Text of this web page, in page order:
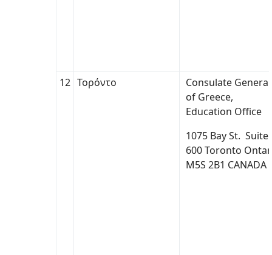
12 Τορόντο
Consulate General
of Greece,
Education Office
1075 Bay St. Suite
600 Toronto
M5S 2B1 CANADA